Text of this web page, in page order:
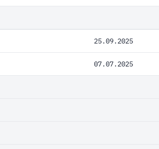
25.09.2025
07.07.2025